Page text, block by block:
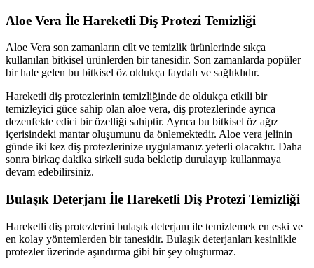
Aloe Vera İle Hareketli Diş Protezi Temizliği
Aloe Vera son zamanların cilt ve temizlik ürünlerinde sıkça
kullanılan bitkisel ürünlerden bir tanesidir. Son zamanlarda popüler
bir hale gelen bu bitkisel öz oldukça faydalı ve sağlıklıdır.
Hareketli diş protezlerinin temizliğinde de oldukça etkili bir
temizleyici güce sahip olan aloe vera, diş protezlerinde ayrıca
dezenfekte edici bir özelliği sahiptir. Ayrıca bu bitkisel öz ağız
içerisindeki mantar oluşumunu da önlemektedir. Aloe vera jelinin
günde iki kez diş protezlerinize uygulamanız yeterli olacaktır. Daha
sonra birkaç dakika sirkeli suda bekletip durulayıp kullanmaya
devam edebilirsiniz.
Bulaşık Deterjanı İle Hareketli Diş Protezi Temizliği
Hareketli diş protezlerini bulaşık deterjanı ile temizlemek en eski ve
en kolay yöntemlerden bir tanesidir. Bulaşık deterjanları kesinlikle
protezler üzerinde aşındırma gibi bir şey oluşturmaz.